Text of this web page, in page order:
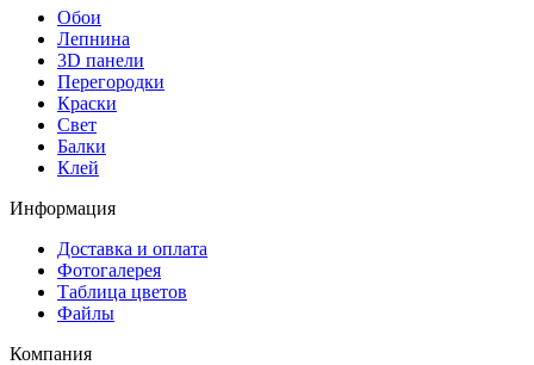
Обои
Лепнина
3D панели
Перегородки
Краски
Свет
Балки
Клей
Информация
Доставка и оплата
Фотогалерея
Таблица цветов
Файлы
Компания